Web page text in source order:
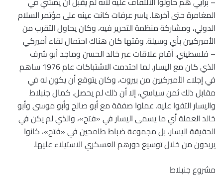
المغامرة حتى آخرها. ياسر عرفات كانت عينه على مؤتمر السلام
الدولي، ومشاركة منظمة التحرير فيه، وكان يحاول التقرب من
الأميركيين بأي وسيلة. وقتها كان هناك احتمال لقاء أميركي
– فلسطيني. أقام علاقات عبر خالد الحسن وماجد أبو شرف
الذي كان مع اليسار. لما احتدمت الاشتباكات عام 1976 ساهم
في إجلاء الأميركيين من بيروت، وكان يتوقع أن يكون له في
مقابل ذلك ثمن سياسي، إلا أن ذلك لم يحصل. كمال جنبلاط
واليسار التفوا عليه. عملوا صفقة مع أبو صالح وأبو موسى وأبو
خالد العملة أي ما يسمى اليسار في «فتح»، والذي لم يكن في
الحقيقة اليسار، بل مجموعة ضباط طامحين في «فتح»، كانوا
يريدون من خلال توسيع دورهم العسكري الاستيلاء عليها.
مشروع جنبلاط